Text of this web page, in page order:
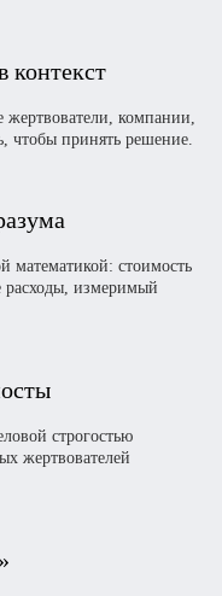
контекст
компании,
чтобы принять решение.
математикой: стоимость
измеримый
строгостью
жертвователей